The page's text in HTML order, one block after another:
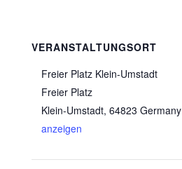
VERANSTALTUNGSORT
Freier Platz Klein-Umstadt
Freier Platz
Klein-Umstadt, 64823 Germany
anzeigen